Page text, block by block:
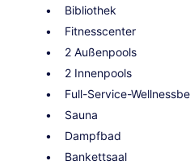
Bibliothek
Fitnesscenter
2 Außenpools
2 Innenpools
Full-Service-
Sauna
Dampfbad
Bankettsaal